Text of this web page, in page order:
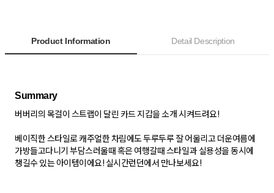
Product Information Detail Description
Summary
버버리의 목걸이 스트랩이 달린 카드 지갑을 소개 시켜드려요!
베이직한 스타일로 캐주얼한 차림에도 두루두루 잘 어울리고 더운여름에
가방들고다니기 부담스러울때 혹은 여행갈때 스타일과 실용성을 동시에
챙길수 있는 아이템이에요! 실시간런던에서 만나보세요!